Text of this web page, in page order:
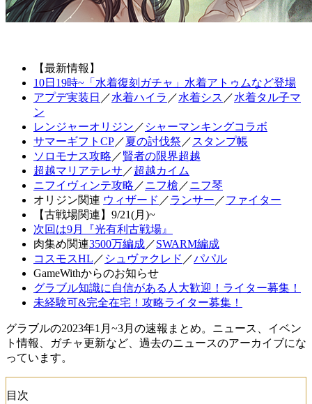
【最新情報】
10日19時~「水着復刻ガチャ」水着アトゥムなど登場
アプデ実装日 ／水着ハイラ ／水着シス ／水着タル子マ
ン
レンジャーオリジン ／ シャーマンキングコラボ
サマーギフトCP／夏の討伐祭 ／ スタンプ帳
ソロモナス攻略 ／賢者の限界超越
超越マリアテレサ ／超越カイム
ニフイヴィンテ攻略 ／ニフ槍 ／ニフ琴
オリジン関連 ウィザード ／ランサー ／ファイター
【古戦場関連】9/21(月)~
次回は9月『光有利古戦場』
肉集め関連3500万編成／SWARM編成
コスモスHL ／ シュヴァクレド ／パパル
GameWithからのお知らせ
グラブル知識に自信がある人大歓迎！ライター募集！
未経験可&完全在宅！攻略ライター募集！
グラブルの2023年1月~3月の速報まとめ。ニュース、イベン
ト情報、ガチャ更新など、過去のニュースのアーカイブにな
っています。
目次